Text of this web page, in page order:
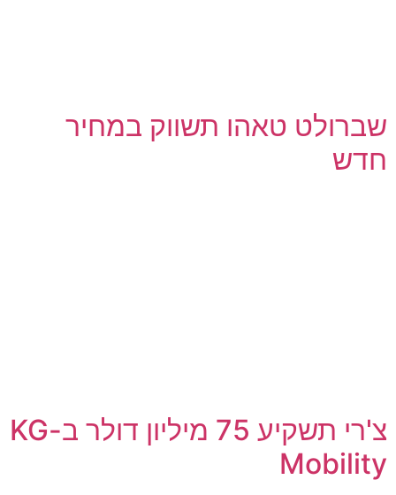
שברולט טאהו תשווק במחיר
חדש
צ'רי תשקיע 75 מיליון דולר ב-KG
Mobility